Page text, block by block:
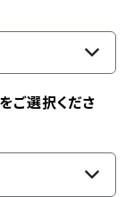
ご選択くださ